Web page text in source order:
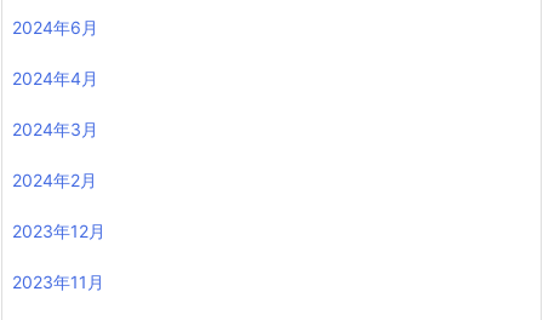
2024年6月
2024年4月
2024年3月
2024年2月
2023年12月
2023年11月